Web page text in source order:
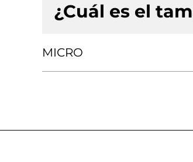
¿Cuál es el
MICRO